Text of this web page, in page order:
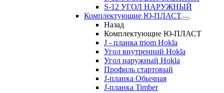
S-12 УГОЛ НАРУЖНЫЙ
Комплектующие Ю-ПЛАСТ
Назад
Комплектующие Ю-ПЛАСТ
J - планка triom Hokla
Угол внутренний Hokla
Угол наружный Hokla
Профиль стартовый
J-планка Обычная
J-планка Timber